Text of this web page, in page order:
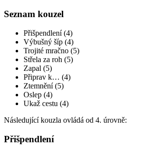
Seznam kouzel
Přišpendlení (4)
Výbušný šíp (4)
Trojité mračno (5)
Střela za roh (5)
Zapal (5)
Připrav k… (4)
Ztemnění (5)
Oslep (4)
Ukaž cestu (4)
Následující kouzla ovládá od 4. úrovně:
Přišpendlení